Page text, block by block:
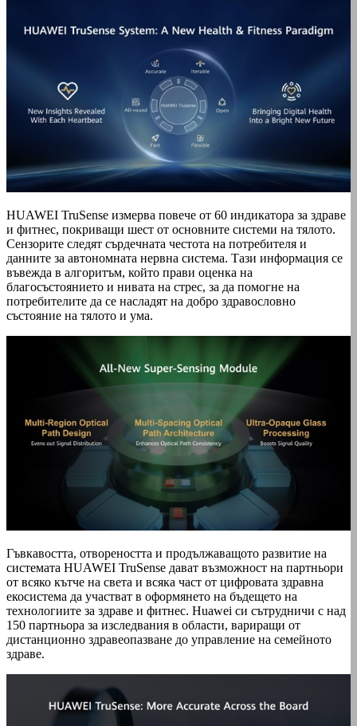
HUAWEI TruSense измерва повече от 60 индикатора за здраве
и фитнес, покриващи шест от основните системи на тялото.
Сензорите следят сърдечната честота на потребителя и
данните за автономната нервна система. Тази информация се
въвежда в алгоритъм, който прави оценка на
благосъстоянието и нивата на стрес, за да помогне на
потребителите да се насладят на добро здравословно
състояние на тялото и ума.
Гъвкавостта, отвореността и продължаващото развитие на
системата HUAWEI TruSense дават възможност на партньори
от всяко кътче на света и всяка част от цифровата здравна
екосистема да участват в оформянето на бъдещето на
технологиите за здраве и фитнес. Huawei си сътрудничи с над
150 партньора за изследвания в области, вариращи от
дистанционно здравеопазване до управление на семейното
здраве.